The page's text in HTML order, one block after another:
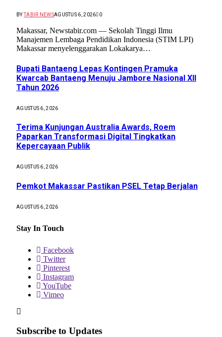
BY TABIR NEWSAGUSTUS 6, 2026 0
Makassar, Newstabir.com — Sekolah Tinggi Ilmu
Manajemen Lembaga Pendidikan Indonesia (STIM LPI)
Makassar menyelenggarakan Lokakarya…
Bupati Bantaeng Lepas Kontingen Pramuka
Kwarcab Bantaeng Menuju Jambore Nasional XII
Tahun 2026
AGUSTUS 6, 2026
Terima Kunjungan Australia Awards, Roem
Paparkan Transformasi Digital Tingkatkan
Kepercayaan Publik
AGUSTUS 6, 2026
Pemkot Makassar Pastikan PSEL Tetap Berjalan
AGUSTUS 6, 2026
Stay In Touch
Facebook
Twitter
Pinterest
Instagram
YouTube
Vimeo
Subscribe to Updates